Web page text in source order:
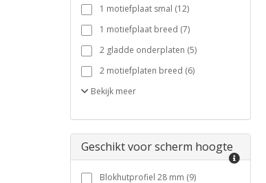
1 motiefplaat smal (12)
1 motiefplaat breed (7)
2 gladde onderplaten (5)
2 motiefplaten breed (6)
Bekijk meer
Geschikt voor scherm hoogte
Blokhutprofiel 28 mm (9)